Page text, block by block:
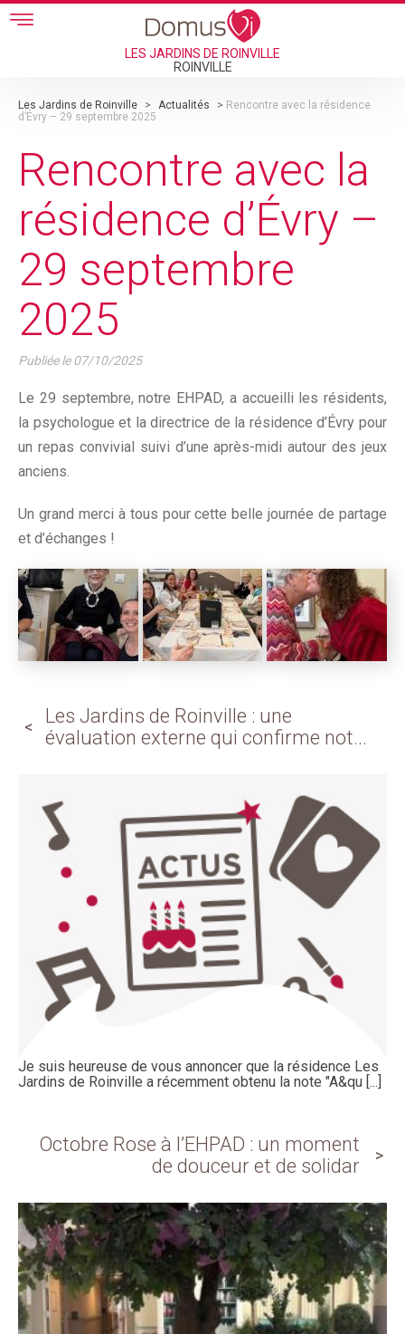
Skip to main content
LES JARDINS DE ROINVILLE
ROINVILLE
Les Jardins de Roinville > Actualités > Rencontre avec la résidence
d’Évry – 29 septembre 2025
Rencontre avec la
résidence d’Évry –
29 septembre
2025
Publiée le07/10/2025
Le 29 septembre, notre EHPAD, a accueilli les résidents,
la psychologue et la directrice de la résidence d’Évry pour
un repas convivial suivi d’une après-midi autour des jeux
anciens.
Un grand merci à tous pour cette belle journée de partage
et d’échanges !
Les Jardins de Roinville : une
évaluation externe qui confirme not...
Je suis heureuse de vous annoncer que la résidence Les
Jardins de Roinville a récemment obtenu la note "A&qu [...]
Octobre Rose à l’EHPAD : un moment
de douceur et de solidar